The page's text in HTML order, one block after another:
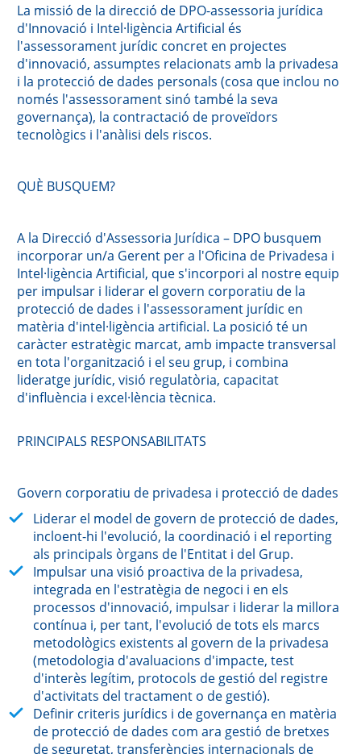
La missió de la direcció de DPO-assessoria jurídica
d'Innovació i Intel·ligència Artificial és
l'assessorament jurídic concret en projectes
d'innovació, assumptes relacionats amb la privadesa
i la protecció de dades personals (cosa que inclou no
només l'assessorament sinó també la seva
governança), la contractació de proveïdors
tecnològics i l'anàlisi dels riscos.
QUÈ BUSQUEM?
A la Direcció d'Assessoria Jurídica – DPO busquem
incorporar un/a Gerent per a l'Oficina de Privadesa i
Intel·ligència Artificial, que s'incorpori al nostre equip
per impulsar i liderar el govern corporatiu de la
protecció de dades i l'assessorament jurídic en
matèria d'intel·ligència artificial. La posició té un
caràcter estratègic marcat, amb impacte transversal
en tota l'organització i el seu grup, i combina
lideratge jurídic, visió regulatòria, capacitat
d'influència i excel·lència tècnica.
PRINCIPALS RESPONSABILITATS
Govern corporatiu de privadesa i protecció de dades
Liderar el model de govern de protecció de dades,
incloent-hi l'evolució, la coordinació i el reporting
als principals òrgans de l'Entitat i del Grup.
Impulsar una visió proactiva de la privadesa,
integrada en l'estratègia de negoci i en els
processos d'innovació, impulsar i liderar la millora
contínua i, per tant, l'evolució de tots els marcs
metodològics existents al govern de la privadesa
(metodologia d'avaluacions d'impacte, test
d'interès legítim, protocols de gestió del registre
d'activitats del tractament o de gestió).
Definir criteris jurídics i de governança en matèria
de protecció de dades com ara gestió de bretxes
de seguretat, transferències internacionals de